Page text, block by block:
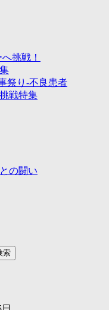
挑戦！
祭り-不良患者
戦特集
の闘い